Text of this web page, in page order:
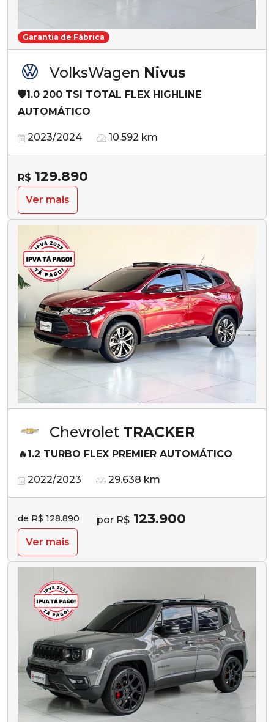
Garantia de Fábrica
VolksWagen Nivus
🛡️1.0 200 TSI TOTAL FLEX HIGHLINE
AUTOMÁTICO
2023/2024 10.592 km
R$ 129.890
Ver mais
Chevrolet TRACKER
🔥1.2 TURBO FLEX PREMIER AUTOMÁTICO
2022/2023 29.638 km
de R$ 128.890 por R$ 123.900
Ver mais